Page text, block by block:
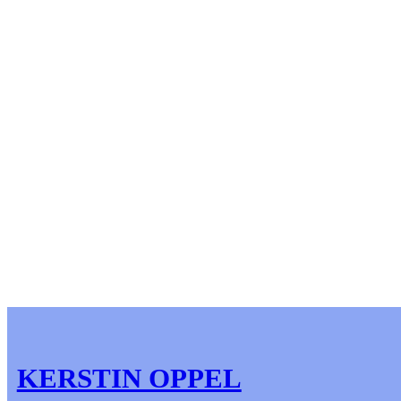
KERSTIN OPPEL